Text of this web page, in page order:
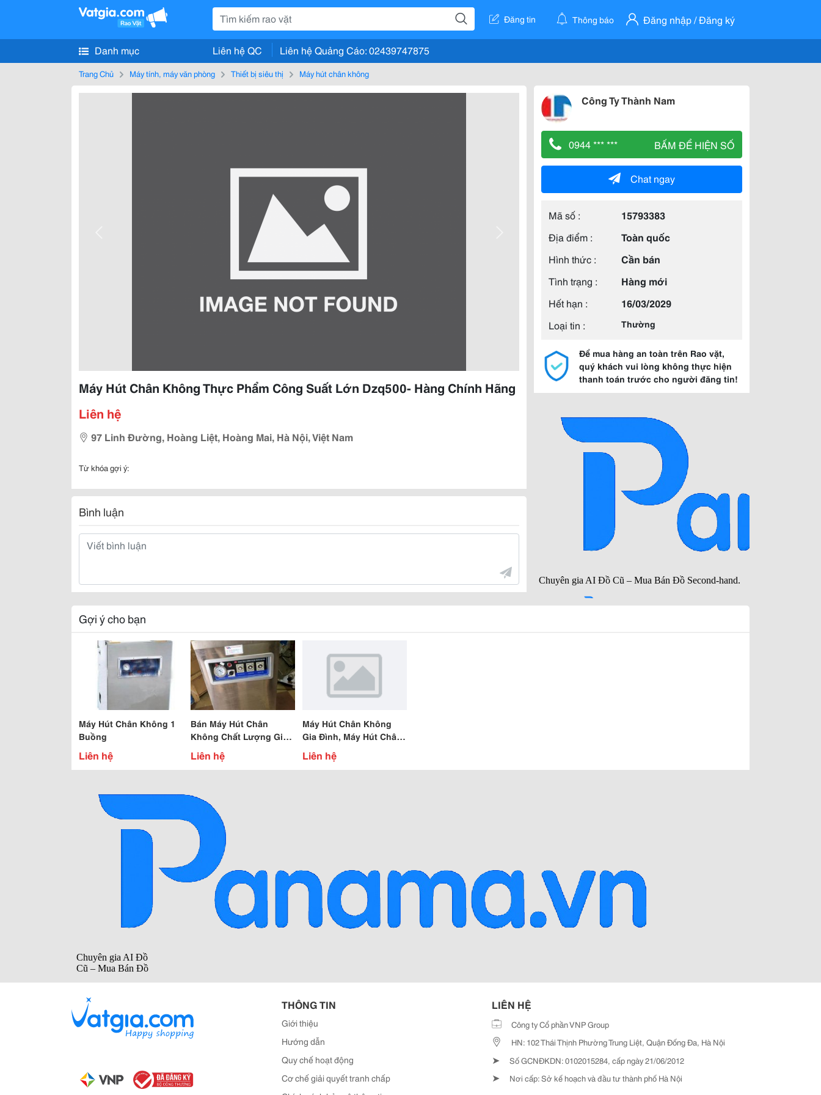
Đăng tin Thông báo Đăng nhập / Đăng ký
Danh mục Liên hệ QC Liên hệ Quảng Cáo: 02439747875
Trang Chủ Máy tính, máy văn phòng Thiết bị siêu thị Máy hút chân không
Máy Hút Chân Không Thực Phẩm Công Suất Lớn Dzq500- Hàng Chính Hãng
Liên hệ
97 Linh Đường, Hoàng Liệt, Hoàng Mai, Hà Nội, Việt Nam
Từ khóa gợi ý:
Bình luận
Công Ty Thành Nam
0944 *** *** BẤM ĐỂ HIỆN SỐ
Chat ngay
Mã số :
15793383
Địa điểm :
Toàn quốc
Hình thức :
Cần bán
Tình trạng :
Hàng mới
Hết hạn :
16/03/2029
Loại tin :
Thường
Để mua hàng an toàn trên Rao vặt,
quý khách vui lòng không thực hiện
thanh toán trước cho người đăng tin!
Gợi ý cho bạn
Máy Hút Chân Không 1
Buồng
Liên hệ
Bán Máy Hút Chân
Không Chất Lượng Giá
Cả Phù Hợp
Liên hệ
Máy Hút Chân Không
Gia Đình, Máy Hút Chân
Không Thực Phẩm Giá
Rẻ
Liên hệ
THÔNG TIN
Giới thiệu
Hướng dẫn
Quy chế hoạt động
Cơ chế giải quyết tranh chấp
LIÊN HỆ
Công ty Cổ phần VNP Group
HN: 102 Thái Thịnh Phường Trung Liệt, Quận Đống Đa, Hà Nội
➤ Số GCNĐKDN: 0102015284, cấp ngày 21/06/2012
➤ Nơi cấp: Sở kế hoạch và đầu tư thành phố Hà Nội